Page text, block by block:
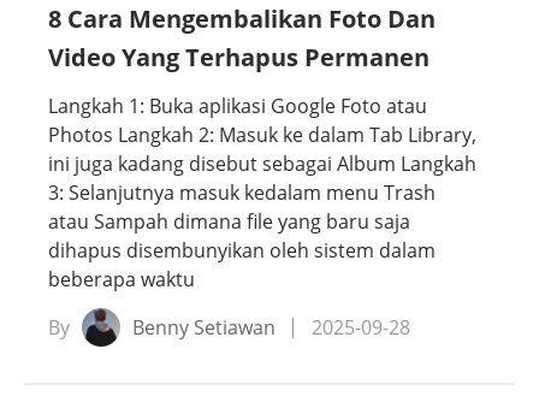
8 Cara Mengembalikan Foto Dan
Video Yang Terhapus Permanen
Langkah 1: Buka aplikasi Google Foto atau
Photos Langkah 2: Masuk ke dalam Tab Library,
ini juga kadang disebut sebagai Album Langkah
3: Selanjutnya masuk kedalam menu Trash
atau Sampah dimana file yang baru saja
dihapus disembunyikan oleh sistem dalam
beberapa waktu
By
Benny Setiawan 2025-09-28